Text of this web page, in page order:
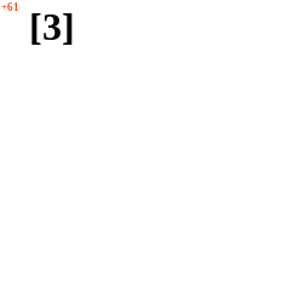
+61 [3]